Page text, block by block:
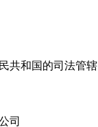
和国的司法管辖
司